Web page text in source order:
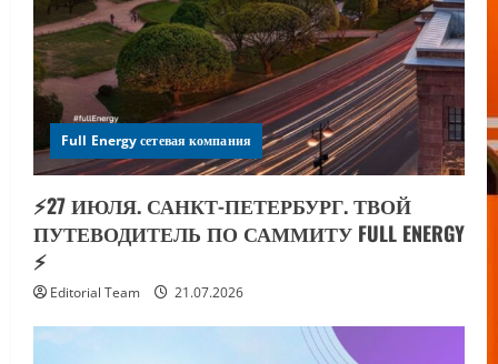
Full Energy сетевая компания
⚡️27 ИЮЛЯ. САНКТ-ПЕТЕРБУРГ. ТВОЙ
ПУТЕВОДИТЕЛЬ ПО САММИТУ FULL ENERGY
⚡️
Editorial Team 21.07.2026